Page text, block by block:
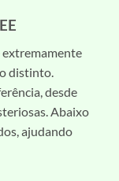
extremamente
distinto.
desde
Abaixo
ajudando